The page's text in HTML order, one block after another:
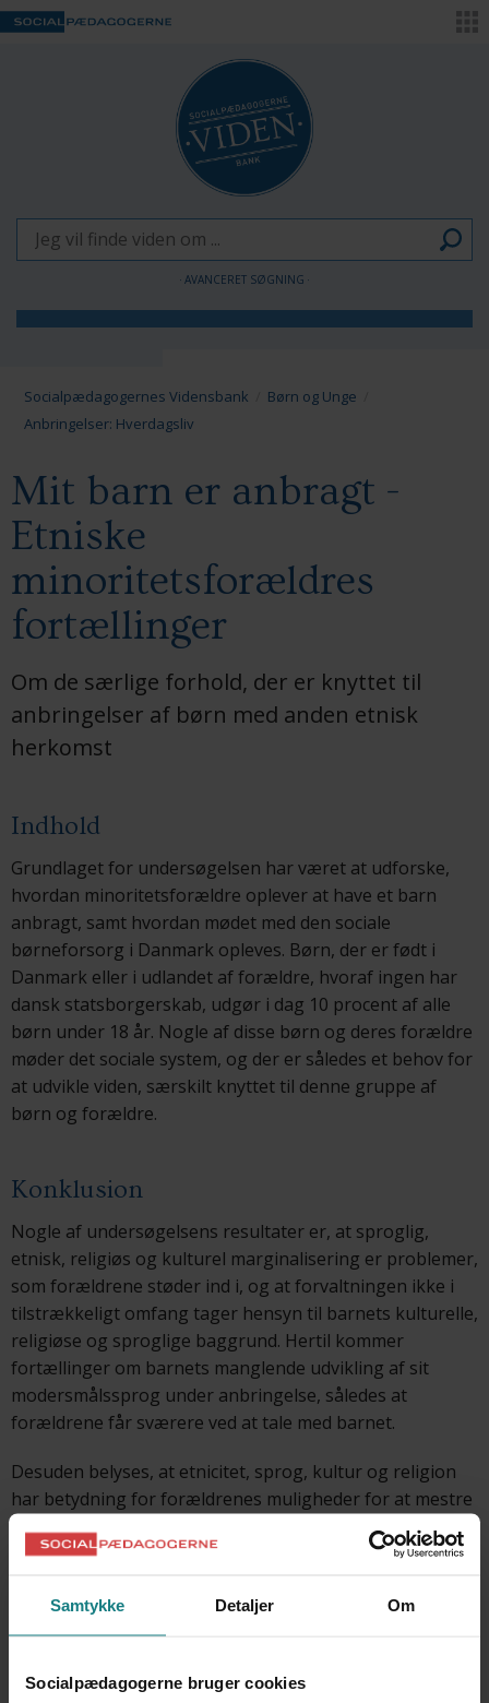
Samtykke Detaljer Om
Socialpædagogerne bruger cookies
AVANCERET SØGNING
Voksne
Socialpædagogernes Vidensbank
Børn og Unge
Anbringelser: Hverdagsliv
Mit barn er anbragt -
Etniske
minoritetsforældres
fortællinger
Om de særlige forhold, der er knyttet til
anbringelser af børn med anden etnisk
herkomst
Indhold
Grundlaget for undersøgelsen har været at udforske,
hvordan minoritetsforældre oplever at have et barn
anbragt, samt hvordan mødet med den sociale
børneforsorg i Danmark opleves. Børn, der er født i
Danmark eller i udlandet af forældre, hvoraf ingen har
dansk statsborgerskab, udgør i dag 10 procent af alle
børn under 18 år. Nogle af disse børn og deres forældre
møder det sociale system, og der er således et behov for
at udvikle viden, særskilt knyttet til denne gruppe af
børn og forældre.
Konklusion
Nogle af undersøgelsens resultater er, at sproglig,
etnisk, religiøs og kulturel marginalisering er problemer,
som forældrene støder ind i, og at forvaltningen ikke i
tilstrækkeligt omfang tager hensyn til barnets kulturelle,
religiøse og sproglige baggrund. Hertil kommer
fortællinger om barnets manglende udvikling af sit
modersmålssprog under anbringelse, således at
forældrene får sværere ved at tale med barnet.
Desuden belyses, at etnicitet, sprog, kultur og religion
har betydning for forældrenes muligheder for at mestre
deres børns anbringelsesforløb. Det gælder ikke
entydigt for alle minoritetsforældre, men det er noget,
gruppe forældre og deres børn skal opfattes individuelt
og afhængigt af den enkelte families situation. Ud over
at der tages hensyn til den enkelte families kulturelle,